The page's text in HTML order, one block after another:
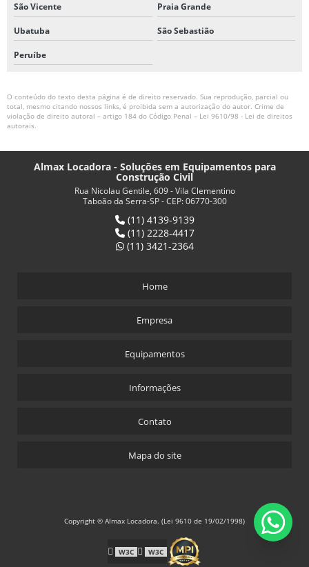
São Vicente Praia Grande
Ubatuba São Sebastião
Peruíbe
O conteúdo do texto desta página é de direito reservado. Sua reprodução, parcial ou
total, mesmo citando nossos links, é proibida sem a autorização do autor. Crime de
violação de direito autoral – artigo 184 do Código Penal – Lei 9610/98 - Lei de direitos
autorais.
Almax Locadora - Soluções em Equipamentos para
Construção Civil
Rua Nicolau Gentile, 609 - Vila Clementino
Taboão da Serra-SP - CEP: 06770-300
(11) 4139-9139
(11) 2228-4417
(11) 3421-2364
Home
Empresa
Equipamentos
Informações
Contato
Mapa do site
Copyright © Almax Locadora. (Lei 9610 de 19/02/1998)
W3C W3C